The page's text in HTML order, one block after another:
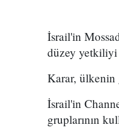
İsrail'in
düzey yetkiliyi
Karar, ülkenin
İsrail'in
gruplarının